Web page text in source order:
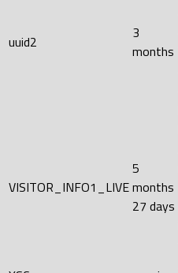
uuid2
3
months
VISITOR_INFO1_LIVE
5
months
27 days